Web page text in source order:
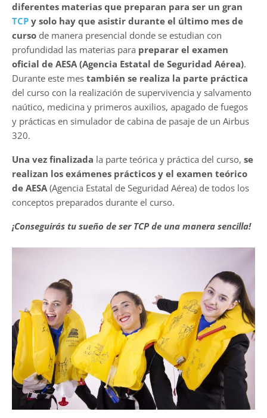
diferentes materias que preparan para ser un gran
TCP y solo hay que asistir durante el último mes de
curso de manera presencial donde se estudian con
profundidad las materias para preparar el examen
oficial de AESA (Agencia Estatal de Seguridad Aérea).
Durante este mes también se realiza la parte práctica
del curso con la realización de supervivencia y salvamento
naútico, medicina y primeros auxilios, apagado de fuegos
y prácticas en simulador de cabina de pasaje de un Airbus
320.
Una vez finalizada la parte teórica y práctica del curso, se
realizan los exámenes prácticos y el examen teórico
de AESA(Agencia Estatal de Seguridad Aérea) de todos los
conceptos preparados durante el curso.
¡Conseguirás tu sueño de ser TCP de una manera sencilla!